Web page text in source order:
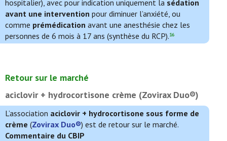
hospitalier), avec pour indication uniquement la sédation
avant une intervention pour diminuer l’anxiété, ou
comme prémédication avant une anesthésie chez les
personnes de 6 mois à 17 ans (synthèse du RCP).16
Retour sur le marché
aciclovir + hydrocortisone crème (Zovirax Duo®)
L’association aciclovir + hydrocortisone sous forme de
crème (Zovirax Duo®) est de retour sur le marché.
Commentaire du CBIP